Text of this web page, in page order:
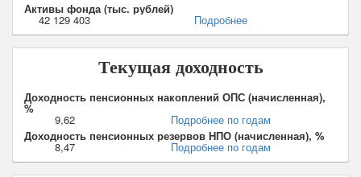
Активы фонда (тыс. рублей)
42 129 403 Подробнее
Текущая доходность
Доходность пенсионных накоплений ОПС (начисленная),
%
9,62
Подробнее по годам
Доходность пенсионных резервов НПО (начисленная), %
8,47 Подробнее по годам